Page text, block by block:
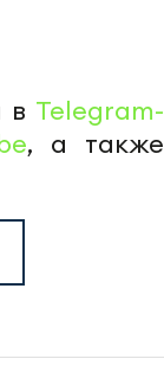
в Telegram-
, а также